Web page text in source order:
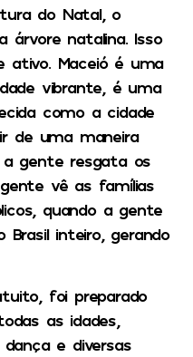
do Natal, o
árvore natalina. Isso
ativo. Maceió é uma
vibrante, é uma
como a cidade
de uma maneira
a gente resgata os
vê as famílias
quando a gente
Brasil inteiro, gerando
foi preparado
as idades,
e diversas